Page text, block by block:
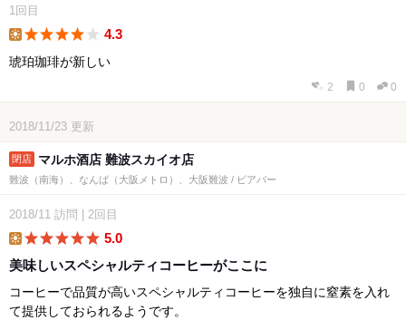
1回目
4.3
琥珀珈琲が新しい
2 0 0
2018/11/23 更新
マルホ酒店 難波スカイオ店
難波（南海）、なんば（大阪メトロ）、大阪難波 / ビアバー
2018/11 訪問 2回目
5.0
美味しいスペシャルティコーヒーがここに
コーヒーで品質が高いスペシャルティコーヒーを独自に窒素を入れ
て提供しておられるようです。